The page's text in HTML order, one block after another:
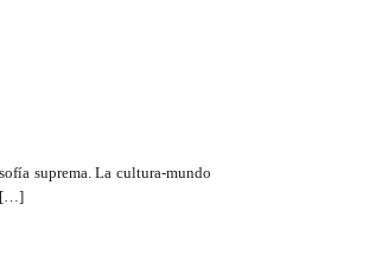
suprema. La cultura-mundo
[…]